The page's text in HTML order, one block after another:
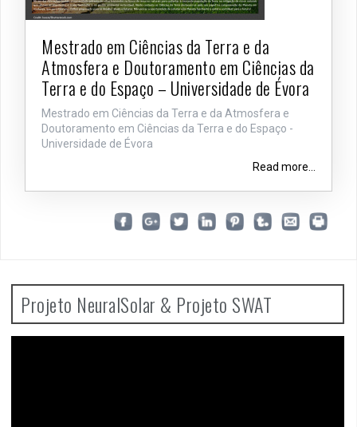
Mestrado em Ciências da Terra e da
Atmosfera e Doutoramento em Ciências da
Terra e do Espaço – Universidade de Évora
Mestrado em Ciências da Terra e da Atmosfera e
Doutoramento em Ciências da Terra e do Espaço -
Universidade de Évora
Read more...
Projeto NeuralSolar & Projeto SWAT